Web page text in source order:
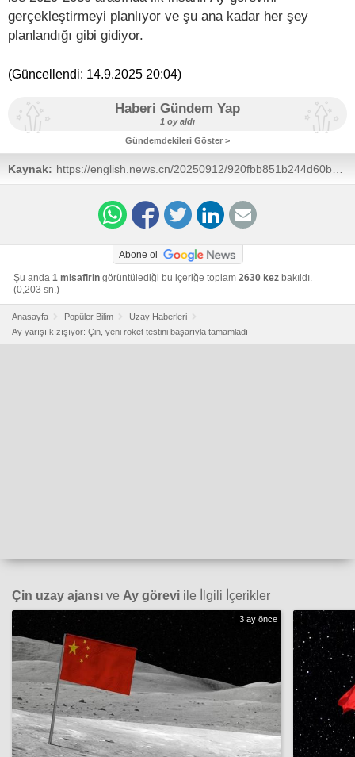
gerçekleştirmeyi planlıyor ve şu ana kadar her şey
planlandığı gibi gidiyor.
(Güncellendi: 14.9.2025 20:04)
Haberi Gündem Yap
1 oy aldı
Gündemdekileri Göster >
Kaynak:
Abone ol
Şu anda 1 misafirin görüntülediği bu içeriğe toplam 2630 kez bakıldı.
(0,203 sn.)
Anasayfa Popüler Bilim
Uzay Haberleri
Ay yarışı kızışıyor: Çin, yeni roket testini başarıyla tamamladı
Çin uzay ajansı ve Ay görevi ile İlgili İçerikler
3 ay önce